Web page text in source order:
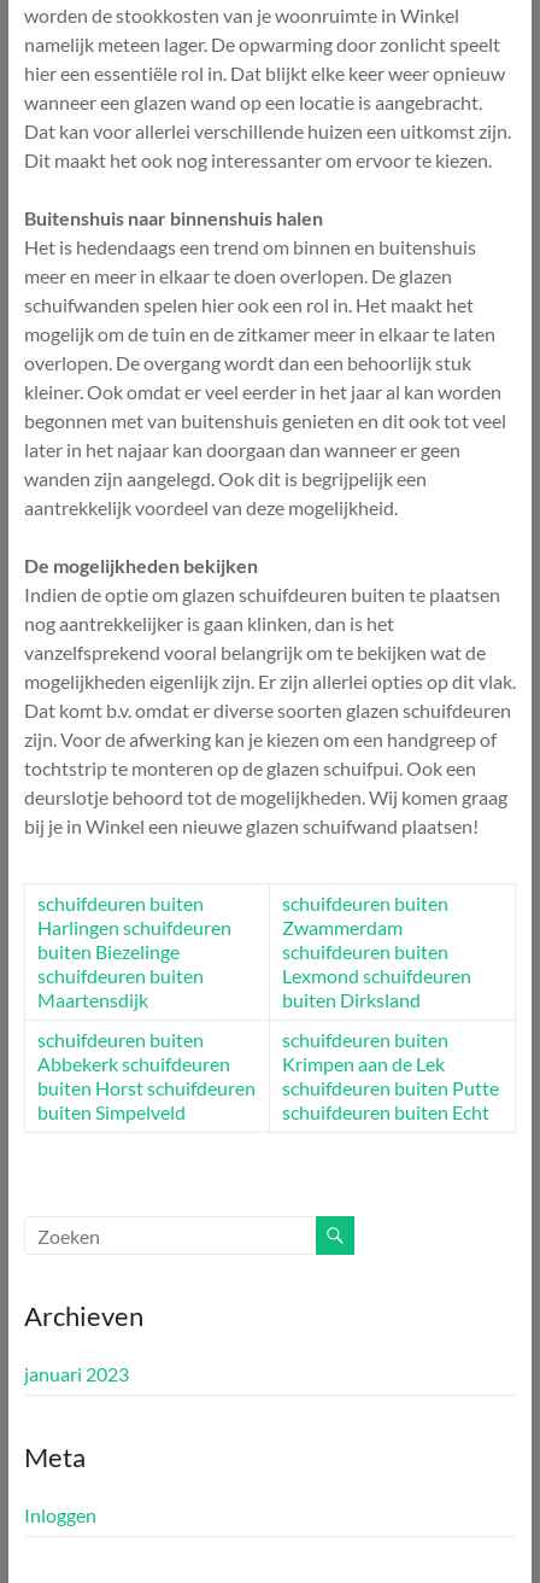
worden de stookkosten van je woonruimte in Winkel
namelijk meteen lager. De opwarming door zonlicht speelt
hier een essentiële rol in. Dat blijkt elke keer weer opnieuw
wanneer een glazen wand op een locatie is aangebracht.
Dat kan voor allerlei verschillende huizen een uitkomst zijn.
Dit maakt het ook nog interessanter om ervoor te kiezen.
Buitenshuis naar binnenshuis halen
Het is hedendaags een trend om binnen en buitenshuis
meer en meer in elkaar te doen overlopen. De glazen
schuifwanden spelen hier ook een rol in. Het maakt het
mogelijk om de tuin en de zitkamer meer in elkaar te laten
overlopen. De overgang wordt dan een behoorlijk stuk
kleiner. Ook omdat er veel eerder in het jaar al kan worden
begonnen met van buitenshuis genieten en dit ook tot veel
later in het najaar kan doorgaan dan wanneer er geen
wanden zijn aangelegd. Ook dit is begrijpelijk een
aantrekkelijk voordeel van deze mogelijkheid.
De mogelijkheden bekijken
Indien de optie om glazen schuifdeuren buiten te plaatsen
nog aantrekkelijker is gaan klinken, dan is het
vanzelfsprekend vooral belangrijk om te bekijken wat de
mogelijkheden eigenlijk zijn. Er zijn allerlei opties op dit vlak.
Dat komt b.v. omdat er diverse soorten glazen schuifdeuren
zijn. Voor de afwerking kan je kiezen om een handgreep of
tochtstrip te monteren op de glazen schuifpui. Ook een
deurslotje behoord tot de mogelijkheden. Wij komen graag
bij je in Winkel een nieuwe glazen schuifwand plaatsen!
schuifdeuren buiten
Harlingen schuifdeuren
buiten Biezelinge
schuifdeuren buiten
Maartensdijk
schuifdeuren buiten
Zwammerdam
schuifdeuren buiten
Lexmond schuifdeuren
buiten Dirksland
schuifdeuren buiten
Abbekerkschuifdeuren
buiten Horstschuifdeuren
buiten Simpelveld
schuifdeuren buiten
Krimpen aan de Lek
schuifdeuren buiten Putte
schuifdeuren buiten Echt
Archieven
januari 2023
Meta
Inloggen